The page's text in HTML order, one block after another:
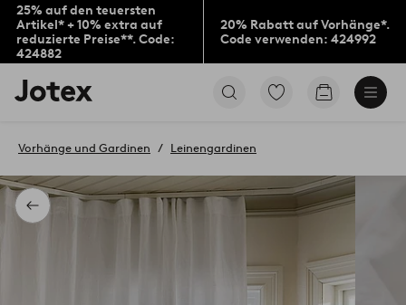
25% auf den teuersten
Artikel* + 10% extra auf
reduzierte Preise**. Code:
424882
20% Rabatt auf Vorhänge*.
Code verwenden: 424992
Jotex-
Logo
Startseite
Zu
Produkten
gehen
Zum
Zurück
Vorhänge und Gardinen Leinengardinen